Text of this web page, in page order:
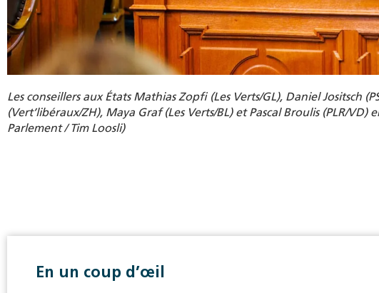
Les conseillers aux États Mathias Zopfi (Les Verts/GL), Daniel Jositsch
(Vert’libéraux/ZH), Maya Graf (Les Verts/BL) et Pascal Broulis (PLR/
Parlement / Tim Loosli)
En un coup d’œil